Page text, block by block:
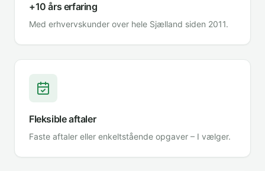
+10 års erfaring
Med erhvervskunder over hele Sjælland siden 2011.
Fleksible aftaler
Faste aftaler eller enkeltstående opgaver – I vælger.